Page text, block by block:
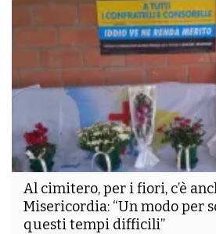
Al cimitero, per i fiori, c’è
Misericordia: “Un modo per
questi tempi difficili”